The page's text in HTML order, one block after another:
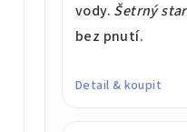
vody. Šetrný
bez pnutí.
Detail & koupit